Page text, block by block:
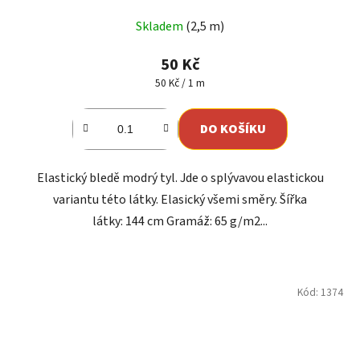
hodnocení
produktu
je
z
5
Skladem (2,5 m)
50 Kč
Měrná
50 Kč / 1 m
DO KOŠÍKU
Elastický bledě modrý tyl. Jde o splývavou elastickou
variantu této látky. Elasický všemi směry. Šířka
látky: 144 cm Gramáž: 65 g/m2...
Kód: 1374